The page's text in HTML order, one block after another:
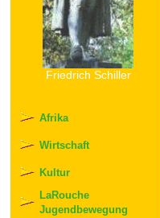
Friedrich Schiller
Afrika
Wirtschaft
Kultur
LaRouche
Jugendbewegung